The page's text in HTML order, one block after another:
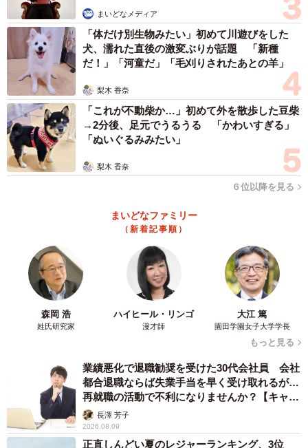
4/7
店内に貼られた(左から)佐藤蛾次郎、原田芳雄さん、佐藤の妻・和子さ
ん、松田優作さんの貴重な４ショット。今も思い出は生き続ける＝東
京・銀座の「Pabu 蛾次ママ」
蛾次郎が副業として飲食店を始めたのは「ママと結婚し
て、息子が生まれる前のこと」。亮太は７３年生まれなの
で、半世紀近くになる。
新橋のスナック「撫子（なでしこ）」ではテレビ朝日系
桃井かおり、公私ともに付き合いの深かった盟友の松田優
作さんと原田芳雄さんも訪れ、この４人を交えて夜通し歌
う「撫子ライブ」という宴（うたげ）も開催していた。同
店にはオノ・ヨーコの弟さんが常連だった縁で、ジョン・
レノンとヨーコが１度だけ来店したこともあったが、たま
たま店を閉めていて入れなかったというエピソードもあ
その後、銀座７丁目のパブスナック「ポポ」を経て、
「蛾次ママ」をオープン。蛾次郎は「数年前、２０歳くら
いの女の子が店に電話をかけて1人で来てくれて、俺の顔を
見ると、泣き出したんですよ。『どうしたん？』って聞い
まいどなメディア
「体だけ別生物みたい」初めて川遊びをした
犬、濡れた直後の激変ぶりが話題 「新種
だ！」「河童だ」「毛刈りされたあとの羊」
梨木 香奈
「これが不動柴か…」初めて外を散歩した豆柴
→2分後、足元でうるうる 「かわいすぎる」
「ぬいぐるみみたい」
梨木 香奈
６位以降を見る
まいどなファミリー
（新着記事順）
森岡 浩
姓氏研究家
ハイヒール・リンゴ
漫才師
大江 篤
園田学園女子大学学長
もっと見る
業績悪化で退職勧奨を受けた30代会社員 会社
都合退職ならば失業手当を早く受け取れるが…
再就職の活動で不利になりませんか？【キャリ
アカウンセラーが解説】
長澤 芳子
2026.08.09
正直しんどい夏のレジャーランキング、3位